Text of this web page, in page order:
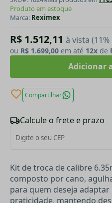
Produto em estoque
Marca: Reximex
R$ 1.512,11 à vista
ou R$ 1.699,00 em até 12x de
Adicionar
Compartilhar
Calcule o frete e prazo
Kit de troca de calibre
composto por cano,
para quem deseja
praticidade, mantendo